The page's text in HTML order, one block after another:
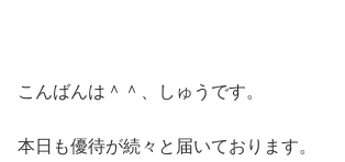
こんばんは＾＾、しゅうです。
本日も優待が続々と届いております。